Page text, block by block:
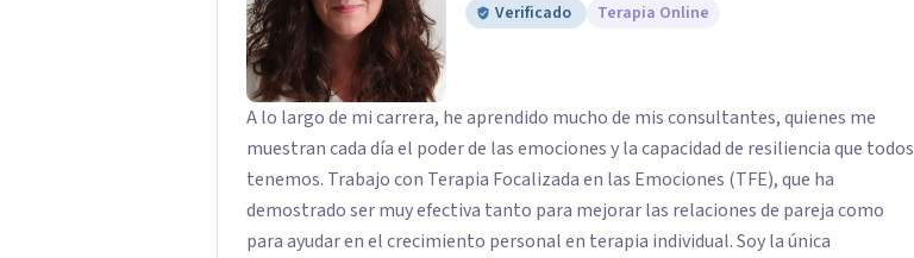
Verificado
Terapia Online
A lo largo de mi carrera, he aprendido mucho de mis consultantes, quienes me
muestran cada día el poder de las emociones y la capacidad de resiliencia que todos
tenemos. Trabajo con Terapia Focalizada en las Emociones (TFE), que ha
demostrado ser muy efectiva tanto para mejorar las relaciones de pareja como
para ayudar en el crecimiento personal en terapia individual. Soy la única